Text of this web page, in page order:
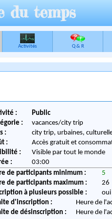
du temps
Activités Q & R
:
Public
:
vacances/city trip
:
city trip, urbaines,
:
Accès gratuit et
:
Visible par tout le monde
:
03:00
de participants minimum :
5
de participants maximum :
26
à plusieurs possible :
oui
d'inscription :
Heure de
de désinscription :
Heure de